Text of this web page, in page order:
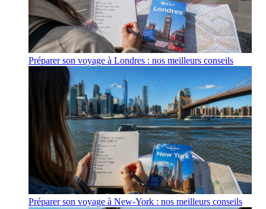
Préparer son voyage à Londres : nos meilleurs conseils
Préparer son voyage à New-York : nos meilleurs conseils